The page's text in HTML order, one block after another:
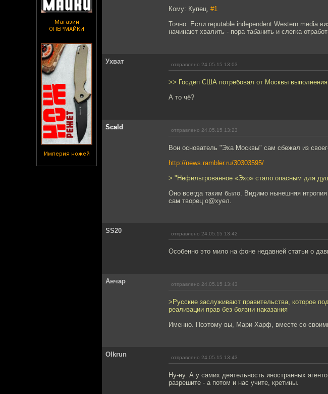
Магазин
ОПЕРМАЙКИ
Империя ножей
Кому: Купец, #1
Точно. Если reputable independent Western media
начинают хвалить - пора табанить и слегка
Ухват отправлено 24.05.15 13:03
>> Госдеп США потребовал от Москвы
А то чё?
Scald отправлено 24.05.15 13:23
Вон основатель "Эха Москвы" сам сбежал из
http://news.rambler.ru/30303595/
> "Нефильтрованное «Эхо» стало опасным для
Оно всегда таким было. Видимо нынешняя
сам творец о@хуел.
SS20 отправлено 24.05.15 13:42
Особенно это мило на фоне недавней статьи о
Анчар отправлено 24.05.15 13:43
>Русские заслуживают правительства, которое
реализации прав без боязни наказания
Именно. Поэтому вы, Мари Харф, вместе со
Olkrun отправлено 24.05.15 13:43
Ну-ну. А у самих деятельность иностранных
разрешите - а потом и нас учите, кретины.